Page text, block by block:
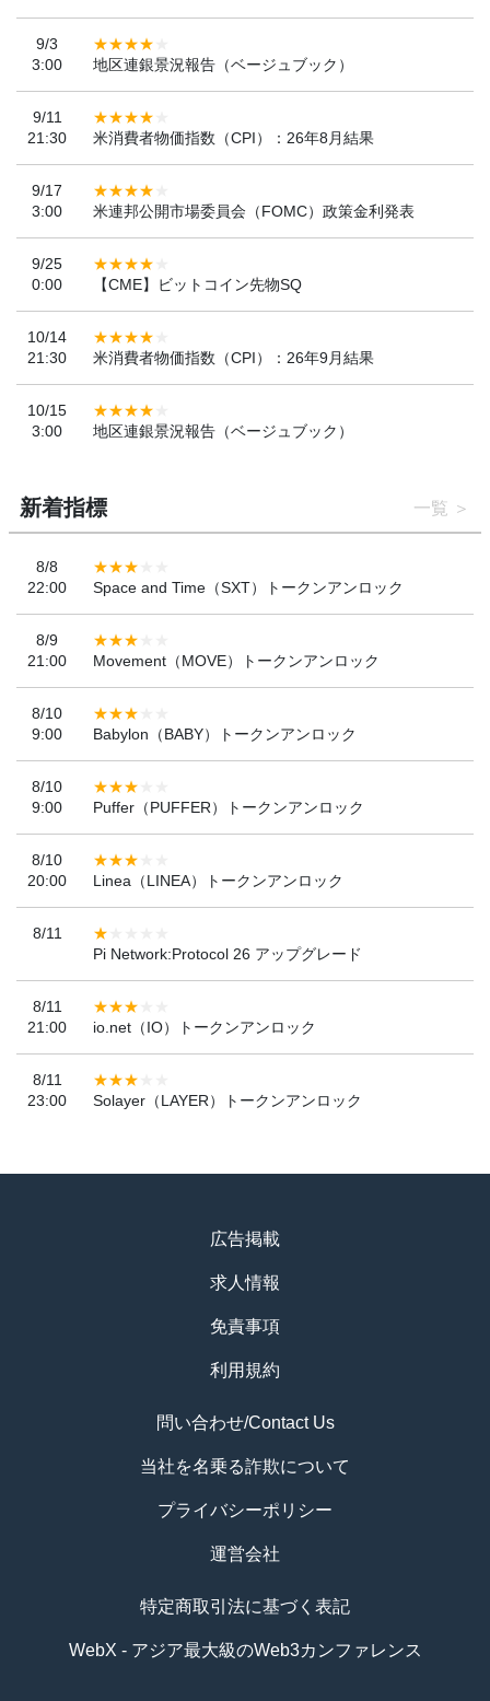
9/3
3:00
地区連銀景況報告（ベージュブック）
9/11
21:30
米消費者物価指数（CPI）：26年8月結果
9/17
3:00
米連邦公開市場委員会（FOMC）政策金利発表
9/25
0:00
【CME】ビットコイン先物SQ
10/14
21:30
米消費者物価指数（CPI）：26年9月結果
10/15
3:00
地区連銀景況報告（ベージュブック）
新着指標 一覧
8/8
22:00
Space and Time（SXT）トークンアンロック
8/9
21:00
Movement（MOVE）トークンアンロック
8/10
9:00
Babylon（BABY）トークンアンロック
8/10
9:00
Puffer（PUFFER）トークンアンロック
8/10
20:00
Linea（LINEA）トークンアンロック
8/11
Pi Network:Protocol 26 アップグレード
8/11
21:00
io.net（IO）トークンアンロック
8/11
23:00
Solayer（LAYER）トークンアンロック
広告掲載
求人情報
免責事項
利用規約
問い合わせ/Contact Us
当社を名乗る詐欺について
プライバシーポリシー
運営会社
特定商取引法に基づく表記
WebX - アジア最大級のWeb3カンファレンス